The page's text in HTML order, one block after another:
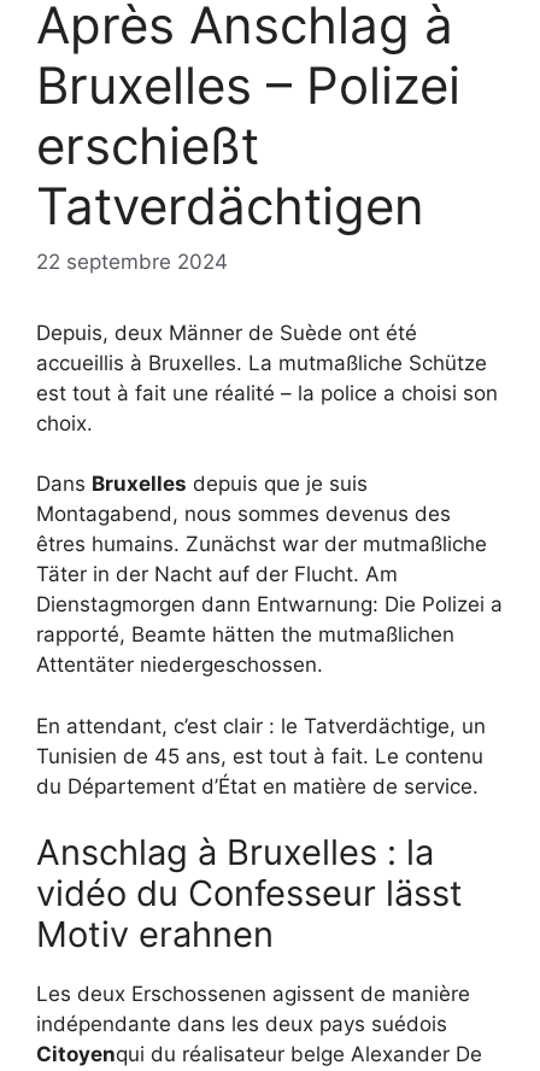
Après Anschlag à
Bruxelles – Polizei
erschießt
Tatverdächtigen
22 septembre 2024
Depuis, deux Männer de Suède ont été
accueillis à Bruxelles. La mutmaßliche Schütze
est tout à fait une réalité – la police a choisi son
choix.
Dans Bruxelles depuis que je suis
Montagabend, nous sommes devenus des
êtres humains. Zunächst war der mutmaßliche
Täter in der Nacht auf der Flucht. Am
Dienstagmorgen dann Entwarnung: Die Polizei a
rapporté, Beamte hätten the mutmaßlichen
Attentäter niedergeschossen.
En attendant, c’est clair : le Tatverdächtige, un
Tunisien de 45 ans, est tout à fait. Le contenu
du Département d’État en matière de service.
Anschlag à Bruxelles : la
vidéo du Confesseur lässt
Motiv erahnen
Les deux Erschossenen agissent de manière
indépendante dans les deux pays suédois
Citoyenqui du réalisateur belge Alexander De